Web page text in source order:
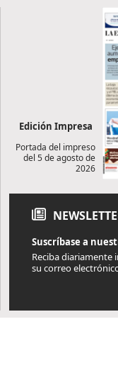
Edición Impresa
Portada del impreso
del 5 de agosto de
2026
Suscríbase a
Reciba diariamente
su correo